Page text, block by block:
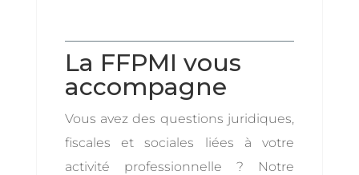
La FFPMI vous
accompagne
Vous avez des questions juridiques,
fiscales et sociales liées à votre
activité professionnelle ? Notre